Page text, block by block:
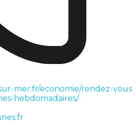
mer.fr/economie/rendez-vous
hebdomadaires/